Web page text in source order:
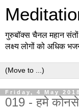
गुरुबॉक्स चैनल महान
लक्ष्य लोगों को अधिक
Friday, 4 May 2018
019 - हमे कोनसे